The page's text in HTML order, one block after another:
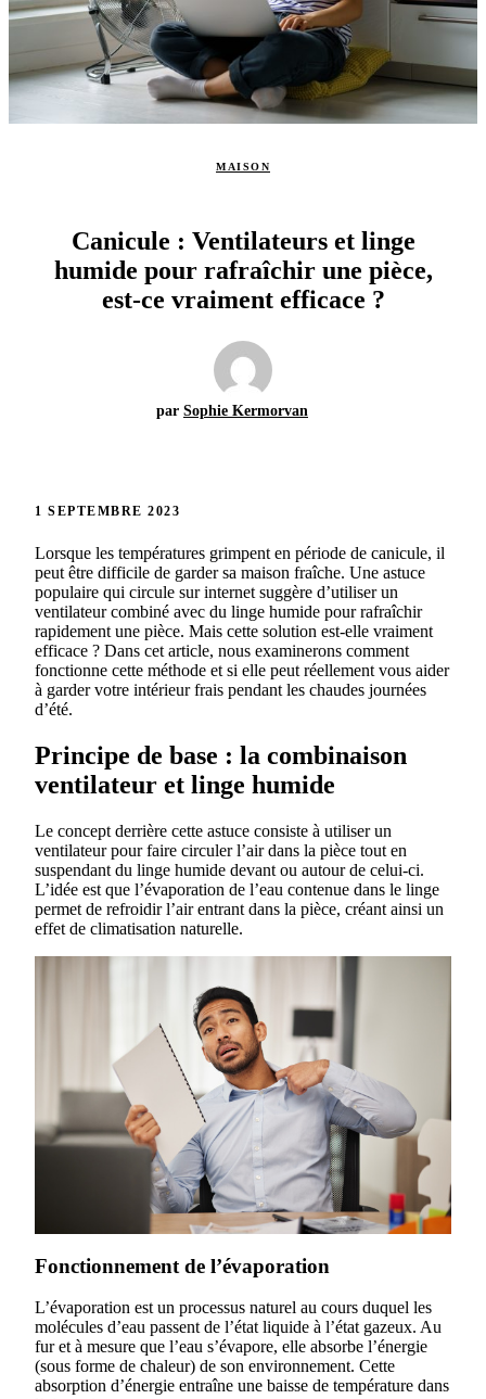
MAISON
Canicule : Ventilateurs et linge
humide pour rafraîchir une pièce,
est-ce vraiment efficace ?
par Sophie Kermorvan
1 SEPTEMBRE 2023
Lorsque les températures grimpent en période de canicule, il
peut être difficile de garder sa maison fraîche. Une astuce
populaire qui circule sur internet suggère d’utiliser un
ventilateur combiné avec du linge humide pour rafraîchir
rapidement une pièce. Mais cette solution est-elle vraiment
efficace ? Dans cet article, nous examinerons comment
fonctionne cette méthode et si elle peut réellement vous aider
à garder votre intérieur frais pendant les chaudes journées
d’été.
Principe de base : la combinaison
ventilateur et linge humide
Le concept derrière cette astuce consiste à utiliser un
ventilateur pour faire circuler l’air dans la pièce tout en
suspendant du linge humide devant ou autour de celui-ci.
L’idée est que l’évaporation de l’eau contenue dans le linge
permet de refroidir l’air entrant dans la pièce, créant ainsi un
effet de climatisation naturelle.
Fonctionnement de l’évaporation
L’évaporation est un processus naturel au cours duquel les
molécules d’eau passent de l’état liquide à l’état gazeux. Au
fur et à mesure que l’eau s’évapore, elle absorbe l’énergie
(sous forme de chaleur) de son environnement. Cette
absorption d’énergie entraîne une baisse de température dans